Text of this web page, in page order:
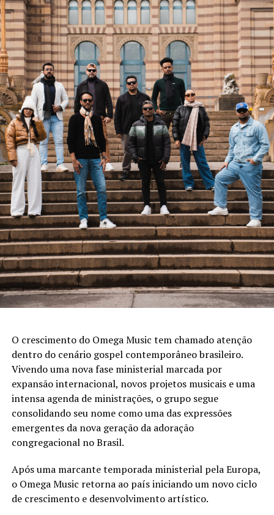
O crescimento do Omega Music tem chamado atenção
dentro do cenário gospel contemporâneo brasileiro.
Vivendo uma nova fase ministerial marcada por
expansão internacional, novos projetos musicais e uma
intensa agenda de ministrações, o grupo segue
consolidando seu nome como uma das expressões
emergentes da nova geração da adoração
congregacional no Brasil.
Após uma marcante temporada ministerial pela Europa,
o Omega Music retorna ao país iniciando um novo ciclo
de crescimento e desenvolvimento artístico.